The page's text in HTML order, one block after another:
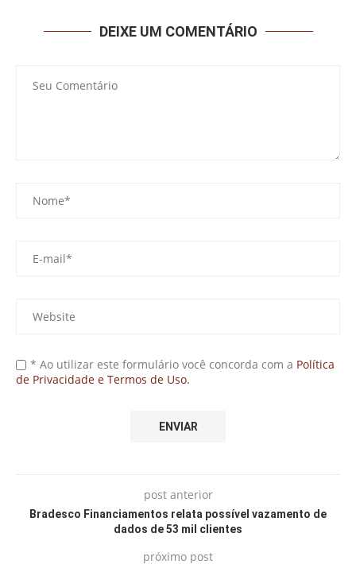
DEIXE UM COMENTÁRIO
* Ao utilizar este formulário você concorda com a Política
de Privacidade e Termos de Uso.
post anterior
Bradesco Financiamentos relata possível vazamento de
dados de 53 mil clientes
próximo post